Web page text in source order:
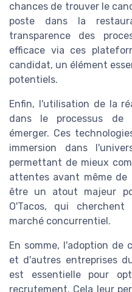
chances de trouver le
poste dans la
transparence des
efficace via ces
candidat, un élément
potentiels.
Enfin, l'utilisation de la
dans le processus de
émerger. Ces
immersion dans
permettant de mieux
attentes avant même de
être un atout majeur
O'Tacos, qui
marché concurrentiel.
En somme, l'adoption de
et d'autres entreprises
est essentielle pour
recrutement. Cela leur